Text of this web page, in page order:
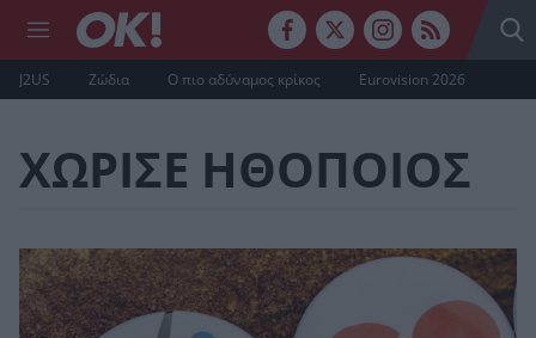
J2US Ζώδια Ο πιο αδύναμος κρίκος Eurovision 2026
ΧΩΡΙΣΕ ΗΘΟΠΟΙΟΣ